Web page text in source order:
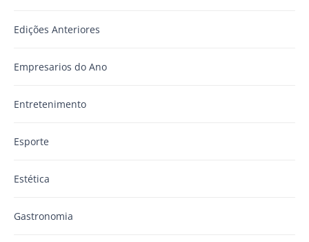
Edições Anteriores
Empresarios do Ano
Entretenimento
Esporte
Estética
Gastronomia